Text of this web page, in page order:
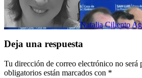
Natalia Ciliento
Deja una respuesta
Tu dirección de correo electrónico no será
obligatorios están marcados con *